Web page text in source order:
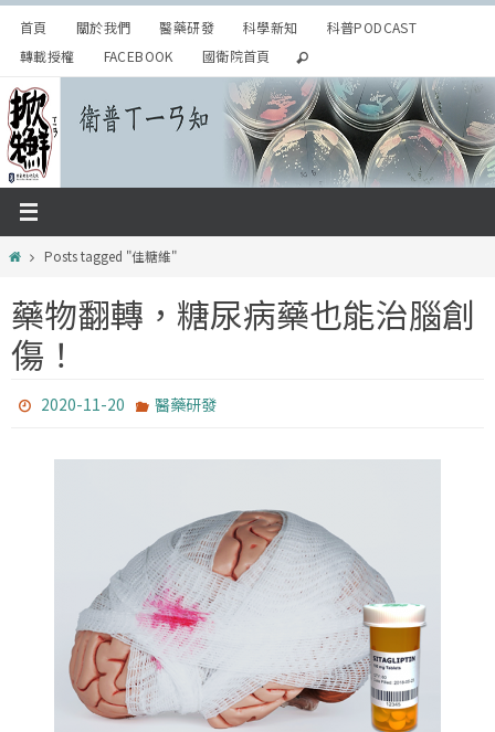
Skip
content
首頁 關於我們 醫藥研發 科學新知
科普PODCAST
轉載授權
FACEBOOK 國衛院首頁
HomePosts tagged "佳糖維"
藥物翻轉，糖尿病藥也能治腦創
傷！
2020-11-20 醫藥研發